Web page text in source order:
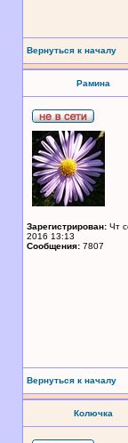
Вернуться к началу
Рамина
Зарегистрирован: Чт
2016 13:13
Сообщения: 7807
Вернуться к началу
Колючка